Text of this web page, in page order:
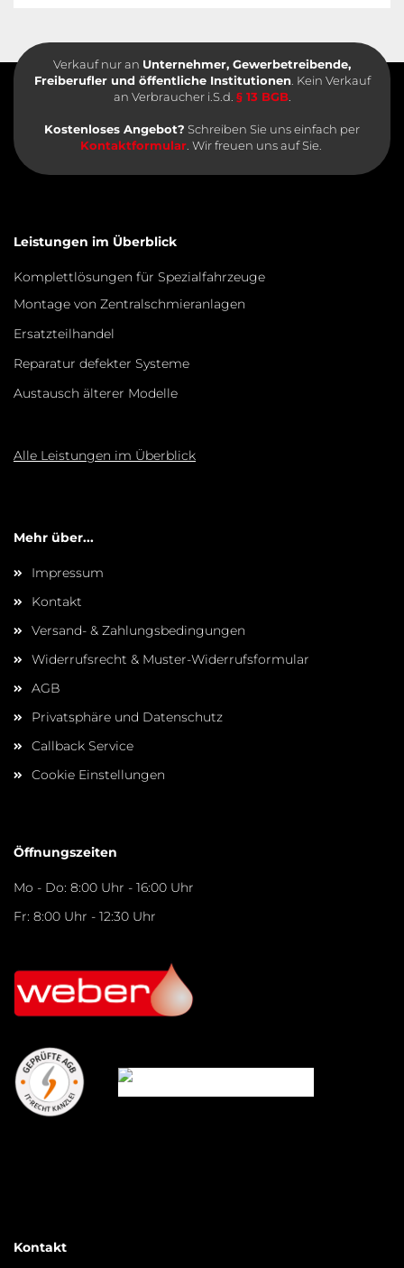
Verkauf nur an Unternehmer, Gewerbetreibende,
Freiberufler und öffentliche Institutionen . Kein Verkauf
an Verbraucher i.S.d. § 13 BGB.
Kostenloses Angebot? Schreiben Sie uns einfach per
Kontaktformular. Wir freuen uns auf Sie.
Leistungen im Überblick
Komplettlösungen für Spezialfahrzeuge
Montage von Zentralschmieranlagen
Ersatzteilhandel
Reparatur defekter Systeme
Austausch älterer Modelle
Alle Leistungen im Überblick
Mehr über...
Impressum
Kontakt
Versand- & Zahlungsbedingungen
Widerrufsrecht & Muster-Widerrufsformular
AGB
Privatsphäre und Datenschutz
Callback Service
Cookie Einstellungen
Öffnungszeiten
Mo - Do: 8:00 Uhr - 16:00 Uhr
Fr: 8:00 Uhr - 12:30 Uhr
Kontakt